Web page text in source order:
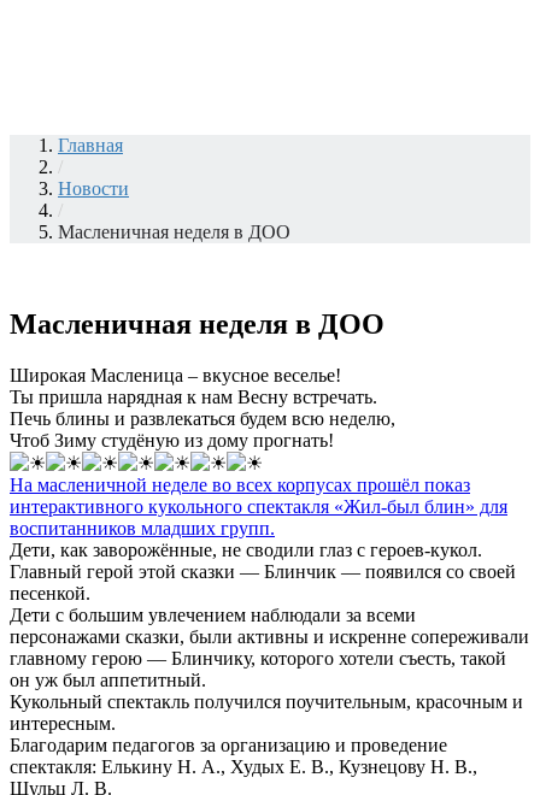
Главная
/
Новости
/
Масленичная неделя в ДОО
Масленичная неделя в ДОО
Широкая Масленица – вкусное веселье!
Ты пришла нарядная к нам Весну встречать.
Печь блины и развлекаться будем всю неделю,
Чтоб Зиму студёную из дому прогнать!
На масленичной неделе во всех корпусах прошёл показ
интерактивного кукольного спектакля «Жил-был блин» для
воспитанников младших групп.
Дети, как заворожённые, не сводили глаз с героев-кукол.
Главный герой этой сказки — Блинчик — появился со своей
песенкой.
Дети с большим увлечением наблюдали за всеми
персонажами сказки, были активны и искренне сопереживали
главному герою — Блинчику, которого хотели съесть, такой
он уж был аппетитный.
Кукольный спектакль получился поучительным, красочным и
интересным.
Благодарим педагогов за организацию и проведение
спектакля: Елькину Н. А., Худых Е. В., Кузнецову Н. В.,
Шульц Л. В.